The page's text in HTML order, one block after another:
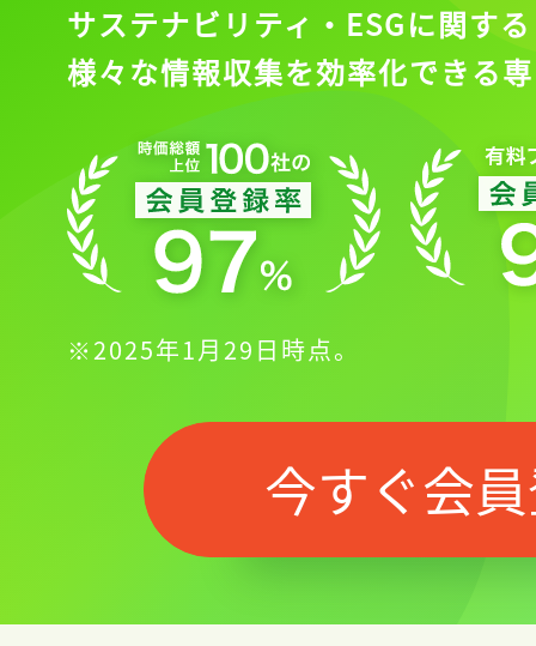
サステナビリティ・ESGに関する
様々な情報収集を効率化できる
※2025年1月29日時点。
今すぐ会